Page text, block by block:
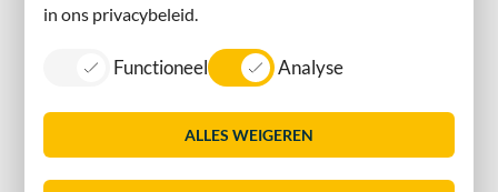
in ons privacybeleid.
Functioneel Analyse
ALLES WEIGEREN
Information in English
Sitemap
Toegankelijkheid